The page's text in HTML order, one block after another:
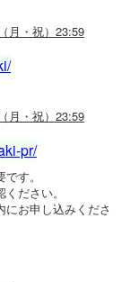
月・祝）23:59
月・祝）23:59
pr/
す。
ださい。
お申し込みくださ